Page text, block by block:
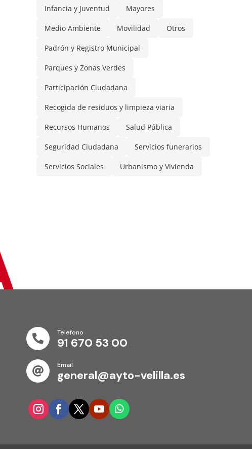
Infancia y Juventud Mayores
Medio Ambiente Movilidad Otros
Padrón y Registro Municipal
Parques y Zonas Verdes
Participación Ciudadana
Recogida de residuos y limpieza viaria
Recursos Humanos Salud Pública
Seguridad Ciudadana Servicios funerarios
Servicios Sociales Urbanismo y Vivienda

Telefono
91 670 53 00

Email
general@ayto-velilla.es